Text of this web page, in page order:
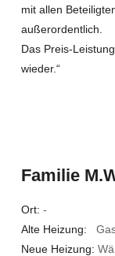
mit allen
außerordentlich.
Das Preis-
wieder.“
Familie
Ort: -
Alte Heizung:
Neue Heizung: